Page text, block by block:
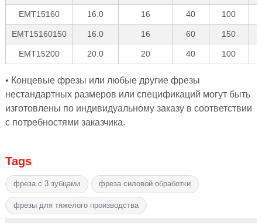
EMT15160 16.0 16 40 100
EMT15160150 16.0 16 60 150
EMT15200 20.0 20 40 100
• Концевые фрезы или любые другие фрезы
нестандартных размеров или спецификаций могут быть
изготовлены по индивидуальному заказу в соответствии
с потребностями заказчика.
Tags
фреза с 3 зубцами фреза силовой обработки
фрезы для тяжелого производства